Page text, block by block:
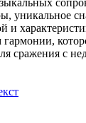
уникальное
и
гармонии,
сражения с